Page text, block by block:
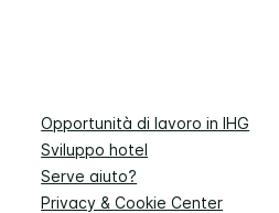
Opportunità di lavoro in IHG
Sviluppo hotel
Serve aiuto?
Privacy & Cookie Center